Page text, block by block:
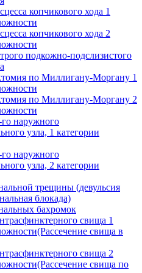
копчикового хода 1
копчикового хода 2
подкожно-подслизистого
по Миллигану-Моргану 1
по Миллигану-Моргану 2
наружного
узла, 1 категории
наружного
узла, 2 категории
трещины (девульсия
блокада)
бахромок
свища 1
свища в
свища 2
свища по